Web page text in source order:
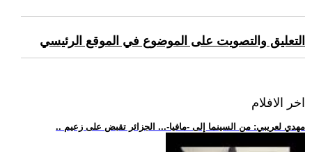
التعليق والتصويت على الموضوع في الموقع الرئيسي
اخر الافلام
.. مهدي لعريبي: من السينما إلى -مافيا-... الجزائر تقبض على زعيم